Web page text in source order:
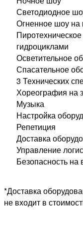
Светодиодное
Огненное шоу на
гидроциклами
Осветительное
Спасательное
3 Технических
Хореография на
Музыка
Настройка
Репетиция
Доставка
Управление
Безопасность на
*Доставка
не входит в